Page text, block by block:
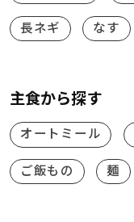
長ネギ なす
主食から探す
オートミール
ご飯もの 麺